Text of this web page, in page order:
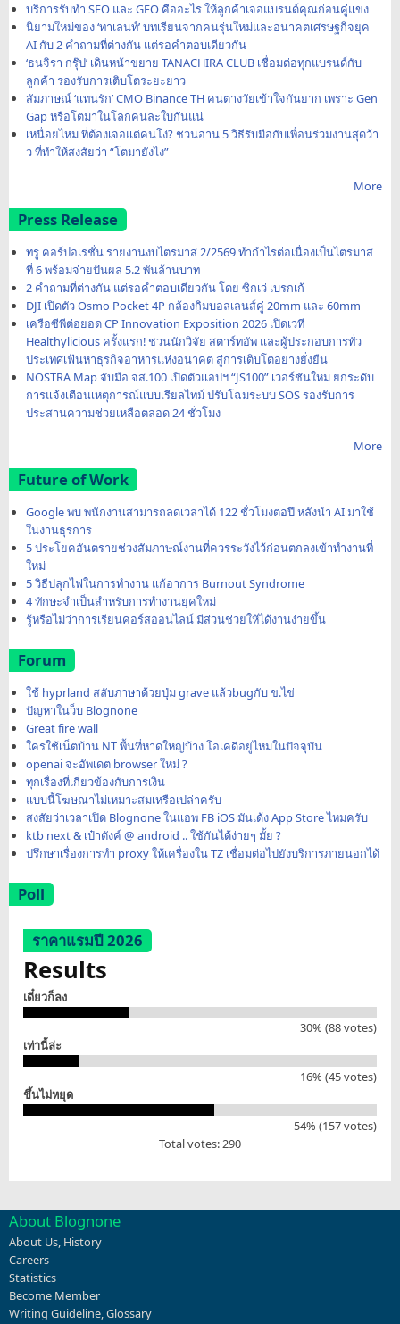
บริการรับทำ SEO และ GEO คืออะไร ให้ลูกค้าเจอแบรนด์คุณก่อนคู่แข่ง
นิยามใหม่ของ ‘ทาเลนท์’ บทเรียนจากคนรุ่นใหม่และอนาคตเศรษฐกิจยุค
AI กับ 2 คำถามที่ต่างกัน แต่รอคำตอบเดียวกัน
‘ธนจิรา กรุ๊ป’ เดินหน้าขยาย TANACHIRA CLUB เชื่อมต่อทุกแบรนด์กับ
ลูกค้า รองรับการเติบโตระยะยาว
สัมภาษณ์ ‘แทนรัก’ CMO Binance TH คนต่างวัยเข้าใจกันยาก เพราะ Gen
Gap หรือโตมาในโลกคนละใบกันแน่
เหนื่อยไหม ที่ต้องเจอแต่คนโง่? ชวนอ่าน 5 วิธีรับมือกับเพื่อนร่วมงานสุดว้า
ว ที่ทำให้สงสัยว่า “โตมายังไง”
More
Press Release
ทรู คอร์ปอเรชั่น รายงานงบไตรมาส 2/2569 ทำกำไรต่อเนื่องเป็นไตรมาส
ที่ 6 พร้อมจ่ายปันผล 5.2 พันล้านบาท
2 คำถามที่ต่างกัน แต่รอคำตอบเดียวกัน โดย ซิกเว่ เบรกเก้
DJI เปิดตัว Osmo Pocket 4P กล้องกิมบอลเลนส์คู่ 20mm และ 60mm
เครือซีพีต่อยอด CP Innovation Exposition 2026 เปิดเวที
Healthylicious ครั้งแรก! ชวนนักวิจัย สตาร์ทอัพ และผู้ประกอบการทั่ว
ประเทศเฟ้นหาธุรกิจอาหารแห่งอนาคต สู่การเติบโตอย่างยั่งยืน
NOSTRA Map จับมือ จส.100 เปิดตัวแอปฯ “JS100” เวอร์ชันใหม่ ยกระดับ
การแจ้งเตือนเหตุการณ์แบบเรียลไทม์ ปรับโฉมระบบ SOS รองรับการ
ประสานความช่วยเหลือตลอด 24 ชั่วโมง
More
Future of Work
Google พบ พนักงานสามารถลดเวลาได้ 122 ชั่วโมงต่อปี หลังนำ AI มาใช้
ในงานธุรการ
5 ประโยคอันตรายช่วงสัมภาษณ์งานที่ควรระวังไว้ก่อนตกลงเข้าทำงานที่
ใหม่
5 วิธีปลุกไฟในการทำงาน แก้อาการ Burnout Syndrome
4 ทักษะจำเป็นสำหรับการทำงานยุคใหม่
รู้หรือไม่ว่าการเรียนคอร์สออนไลน์ มีส่วนช่วยให้ได้งานง่ายขึ้น
Forum
ใช้ hyprland สลับภาษาด้วยปุ่ม grave แล้วbugกับ ข.ไข่
ปัญหาในว็บ Blognone
Great fire wall
ใครใช้เน็ตบ้าน NT พื้นที่หาดใหญ่บ้าง โอเคดีอยู่ไหมในปัจจุบัน
openai จะอัพเดต browser ใหม่ ?
ทุกเรื่องที่เกี่ยวข้องกับการเงิน
แบบนี้โฆษณาไม่เหมาะสมเหรือเปล่าครับ
สงสัยว่าเวลาเปิด Blognone ในแอพ FB iOS มันเด้ง App Store ไหมครับ
ktb next & เป๋าตังค์ @ android .. ใช้กันได้ง่ายๆ มั้ย ?
ปรึกษาเรื่องการทำ proxy ให้เครื่องใน TZ เชื่อมต่อไปยังบริการภายนอกได้
Poll
ราคาแรมปี 2026
Results
เดี๋ยวก็ลง
30% (88 votes)
เท่านี้ล่ะ
16% (45 votes)
ขึ้นไม่หยุด
54% (157 votes)
Total votes: 290
About Blognone
About Us, History
Careers
Statistics
Become Member
Writing Guideline,Glossary